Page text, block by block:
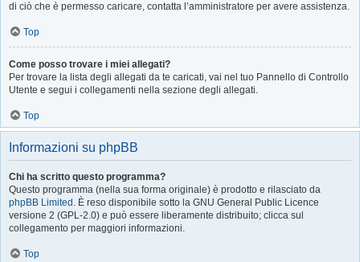
di ciò che è permesso caricare, contatta l’amministratore per avere assistenza.
Top
Come posso trovare i miei allegati?
Per trovare la lista degli allegati da te caricati, vai nel tuo Pannello di Controllo
Utente e segui i collegamenti nella sezione degli allegati.
Top
Informazioni su phpBB
Chi ha scritto questo programma?
Questo programma (nella sua forma originale) è prodotto e rilasciato da
phpBB Limited . È reso disponibile sotto la GNU General Public Licence
versione 2 (GPL-2.0) e può essere liberamente distribuito; clicca sul
collegamento per maggiori informazioni.
Top